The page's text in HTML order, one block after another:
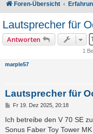
Foren-Übersicht
Lautsprecher für
Antworten
1
marple57
Lautsprecher für
B
i
t
r
Fr 19. Dez 2025, 20:18
Ich betreibe den V 70 SE
Sonus Faber Toy Tower